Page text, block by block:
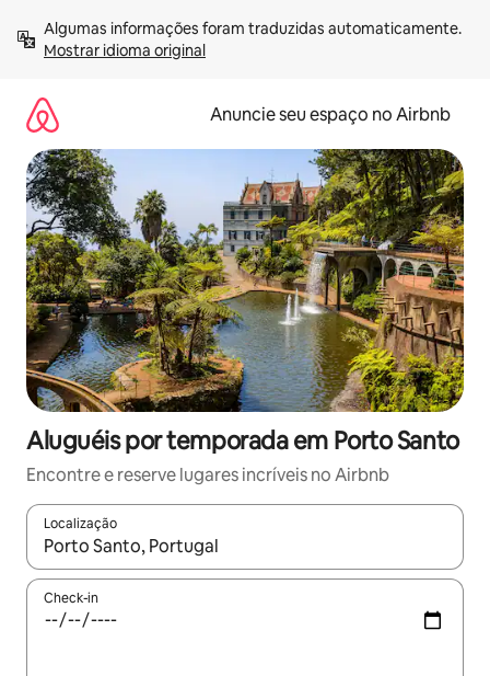
para
Mostrar idioma original
Anuncie seu espaço no Airbnb
Aluguéis por temporada em Porto Santo
Encontre e reserve lugares incríveis no Airbnb
Localização
Quando os resultados estiverem disponíveis, explore-os
Check-in